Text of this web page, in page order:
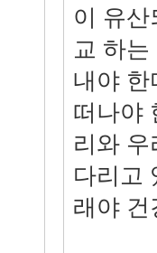
이 유
교 하
내야 한
떠나야
리와
다리고
래야 건